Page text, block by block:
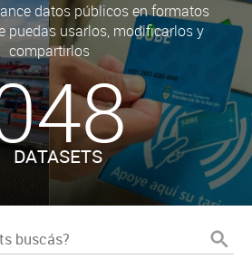
datos públicos en formatos
puedas usarlos, modificarlos y
compartirlos
DATASETS